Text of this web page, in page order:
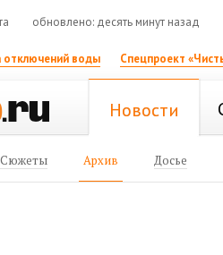
обновлено: десять минут назад
отключений воды Спецпроект
Новости
Сюжеты Архив Досье